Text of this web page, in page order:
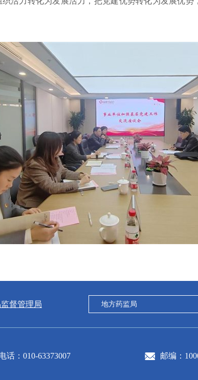
督管理局
话：010-63373007 邮编：